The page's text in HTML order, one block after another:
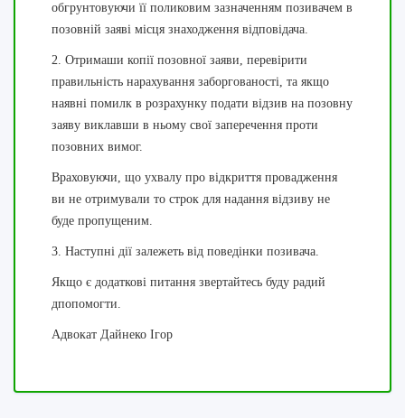
обгрунтовуючи її поликовим зазначенням позивачем в
позовній заяві місця знаходження відповідача.
2. Отримаши копії позовної заяви, перевірити
правильність нарахування заборгованості, та якщо
наявні помилк в розрахунку подати відзив на позовну
заяву виклавши в ньому свої заперечення проти
позовних вимог.
Враховуючи, що ухвалу про відкриття провадження
ви не отримували то строк для надання відзиву не
буде пропущеним.
3. Наступні дії залежеть від поведінки позивача.
Якщо є додаткові питання звертайтесь буду радий
дпопомогти.
Адвокат Дайнеко Ігор